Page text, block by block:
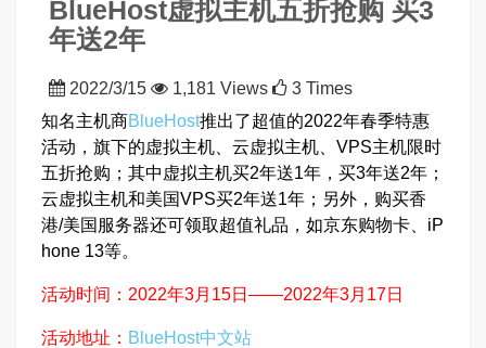
BlueHost虚拟主机五折抢购 买3
年送2年
2022/3/15 1,181 Views
3 Times
知名主机商BlueHost推出了超值的2022年春季特惠
活动，旗下的虚拟主机、云虚拟主机、VPS主机限时
五折抢购；其中虚拟主机买2年送1年，买3年送2年；
云虚拟主机和美国VPS买2年送1年；另外，购买香
港/美国服务器还可领取超值礼品，如京东购物卡、iP
hone 13等。
活动时间：2022年3月15日——2022年3月17日
活动地址： BlueHost中文站